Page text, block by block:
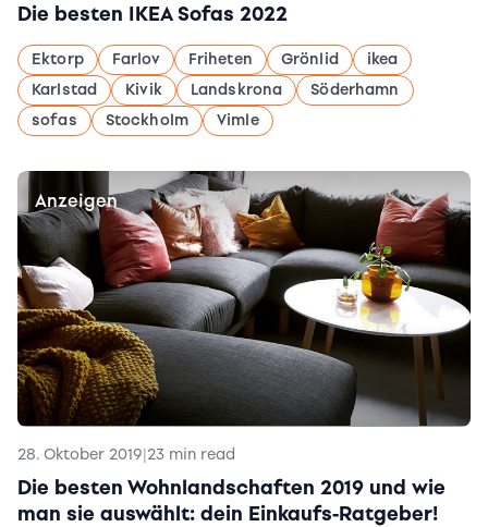
Die besten IKEA Sofas 2022
Ektorp Farlov Friheten Grönlid
ikea
Karlstad
Kivik Landskrona
Söderhamn
sofas
Stockholm Vimle
Anzeigen
28. Oktober 2019|23 min read
Die besten Wohnlandschaften 2019 und wie
man sie auswählt: dein Einkaufs-Ratgeber!